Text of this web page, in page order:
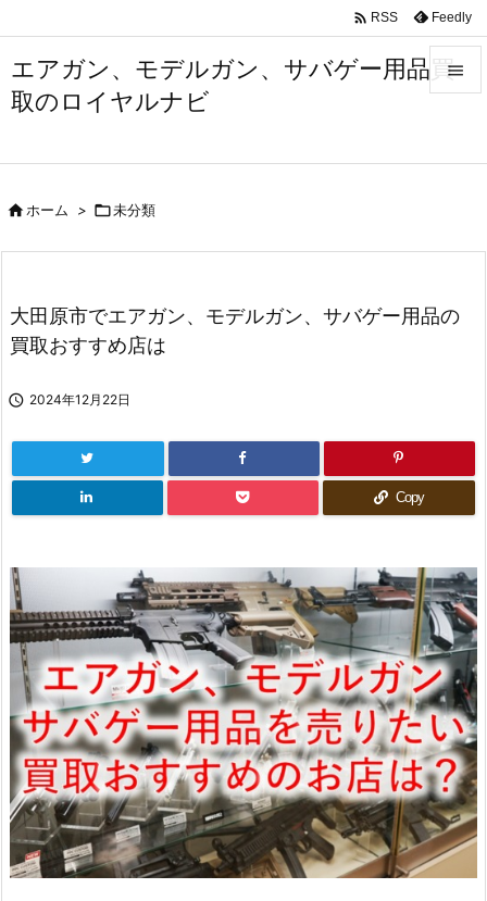
エアガン、モデルガン、サバゲー用品買
取のロイヤルナビ


前へ
 RSS Feedly
ホーム > 未分類
大田原市でエアガン、モデルガン、サバゲー用品の
買取おすすめ店は
 2024年12月22日
Copy